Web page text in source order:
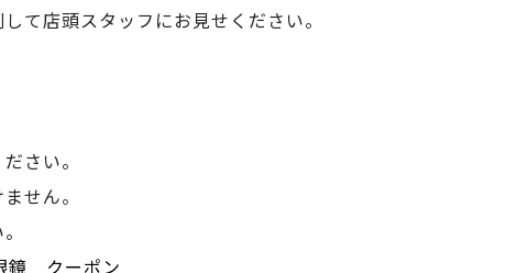
て店頭スタッフにお見せください。
さい。
せん。